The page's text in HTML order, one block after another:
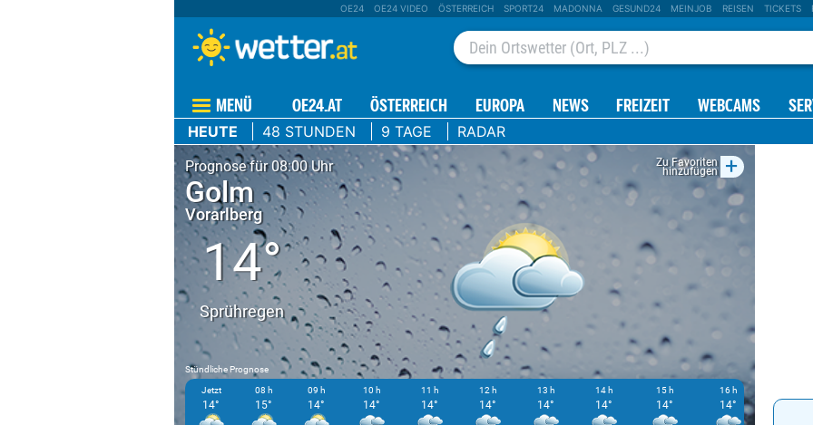
OE24 OE24 VIDEO ÖSTERREICH SPORT24 MADONNA GESUND24 MEINJOB REISEN TICKETS
MENÜ OE24.AT ÖSTERREICH EUROPA NEWS FREIZEIT WEBCAMS
HEUTE 48 STUNDEN 9 TAGE RADAR
Prognose für 08:00 Uhr Zu Favoriten
hinzufügen +
Golm
Vorarlberg
14°
Sprühregen
Stündliche Prognose
Jetzt
14°
08 h
15°
09 h
14°
10 h
14°
11 h
14°
12 h
14°
13 h
14°
14 h
14°
15 h
14°
16 h
14°